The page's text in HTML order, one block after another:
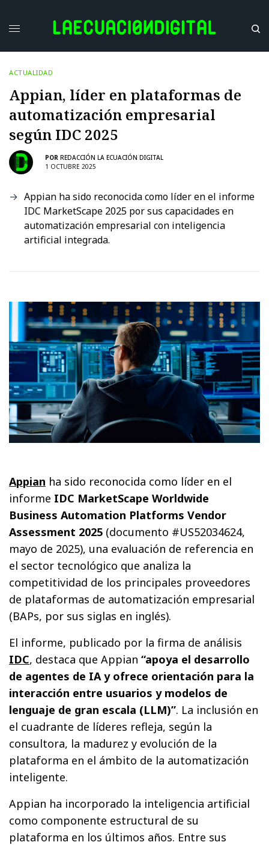
ACTUALIDAD
Appian, líder en plataformas de
automatización empresarial
según IDC 2025
POR REDACCIÓN LA ECUACIÓN DIGITAL
1 OCTUBRE 2025
Appian ha sido reconocida como líder en el informe
IDC MarketScape 2025 por sus capacidades en
automatización empresarial con inteligencia
artificial integrada.
Appian ha sido reconocida como líder en el
informe IDC MarketScape Worldwide
Business Automation Platforms Vendor
Assessment 2025 (documento #US52034624,
mayo de 2025), una evaluación de referencia en
el sector tecnológico que analiza la
competitividad de los principales proveedores
de plataformas de automatización empresarial
(BAPs, por sus siglas en inglés).
El informe, publicado por la firma de análisis
IDC, destaca que Appian“apoya el desarrollo
de agentes de IA y ofrece orientación para la
interacción entre usuarios y modelos de
lenguaje de gran escala (LLM)”. La inclusión en
el cuadrante de líderes refleja, según la
consultora, la madurez y evolución de la
plataforma en el ámbito de la automatización
inteligente.
Appian ha incorporado la inteligencia artificial
como componente estructural de su
plataforma en los últimos años. Entre sus